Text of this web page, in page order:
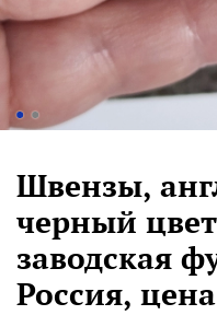
Швензы,
черный
заводская
Россия,